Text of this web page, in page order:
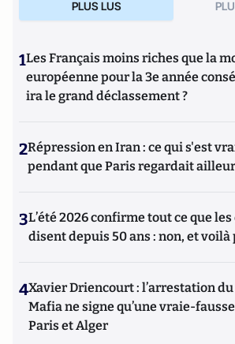
PLUS LUS
1Les Français moins riches que la
européenne pour la 3e année
ira le grand déclassement ?
2Répression en Iran : ce qui s'est
pendant que Paris regardait
3L’été 2026 confirme tout ce que
disent depuis 50 ans : non, et
4Xavier Driencourt : l’arrestation du
Mafia ne signe qu’une vraie-
Paris et Alger